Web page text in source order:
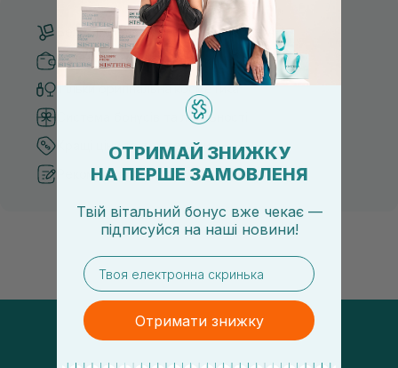
Безкоштовна доставка від 3000 UAH
Безпечні способи оплати
Тільки оригінальна косметика
Система бонусів та лояльності
Кращі ціни та топ товари
Рекомендації від косметологів
ОТРИМАЙ ЗНИЖКУ
НА ПЕРШЕ ЗАМОВЛЕНЯ
Твій вітальний бонус вже чекає —
підписуйся на наші новини!
email
Отримати знижку